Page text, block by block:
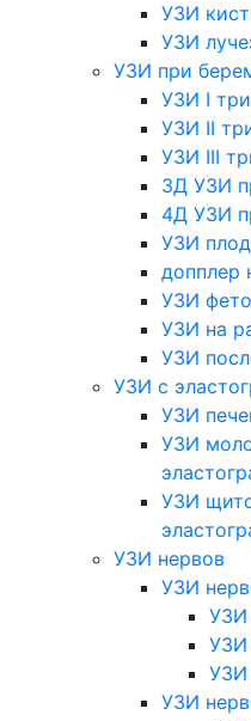
УЗИ
УЗИ
УЗИ при
УЗИ I
УЗИ II
УЗИ III
3Д УЗИ
4Д УЗИ
УЗИ
допплер
УЗИ
УЗИ на
УЗИ
УЗИ с
УЗИ
УЗИ
УЗИ
УЗИ нервов
УЗИ
УЗИ
УЗИ
УЗИ
УЗИ